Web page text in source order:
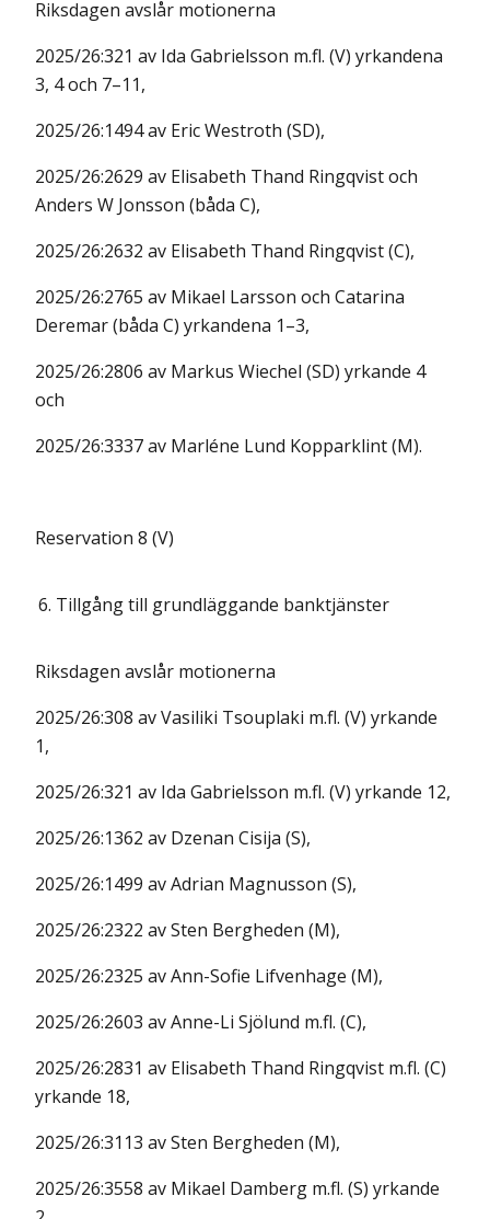
Riksdagen avslår motionerna
2025/26:321 av Ida Gabrielsson m.fl. (V) yrkandena
3, 4 och 7–11,
2025/26:1494 av Eric Westroth (SD),
2025/26:2629 av Elisabeth Thand Ringqvist och
Anders W Jonsson (båda C),
2025/26:2632 av Elisabeth Thand Ringqvist (C),
2025/26:2765 av Mikael Larsson och Catarina
Deremar (båda C) yrkandena 1–3,
2025/26:2806 av Markus Wiechel (SD) yrkande 4
och
2025/26:3337 av Marléne Lund Kopparklint (M).
Reservation 8 (V)
6. Tillgång till grundläggande banktjänster
Riksdagen avslår motionerna
2025/26:308 av Vasiliki Tsouplaki m.fl. (V) yrkande
1,
2025/26:321 av Ida Gabrielsson m.fl. (V) yrkande 12,
2025/26:1362 av Dzenan Cisija (S),
2025/26:1499 av Adrian Magnusson (S),
2025/26:2322 av Sten Bergheden (M),
2025/26:2325 av Ann-Sofie Lifvenhage (M),
2025/26:2603 av Anne-Li Sjölund m.fl. (C),
2025/26:2831 av Elisabeth Thand Ringqvist m.fl. (C)
yrkande 18,
2025/26:3113 av Sten Bergheden (M),
2025/26:3558 av Mikael Damberg m.fl. (S) yrkande